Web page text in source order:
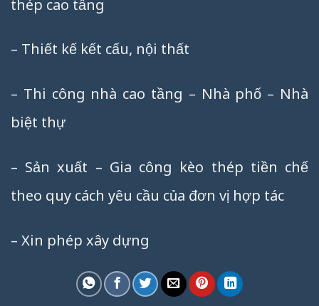
thép cao tầng
– Thiết kế kết cấu, nội thất
– Thi công nhà cao tầng – Nhà phố – Nhà
biệt thự
– Sản xuất – Gia công kèo thép tiền chế
theo quy cách yêu cầu của đơn vị hợp tác
– Xin phép xây dựng